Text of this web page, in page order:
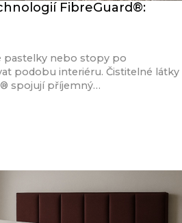
FibreGuard®:
pastelky nebo stopy po
podobu interiéru. Čistitelné látky
spojují příjemný…